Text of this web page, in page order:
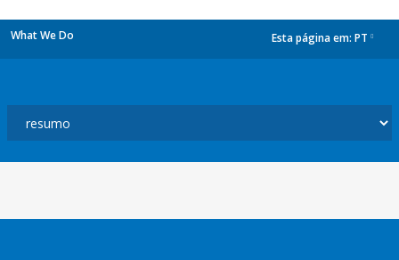
What We Do Esta página em: PT